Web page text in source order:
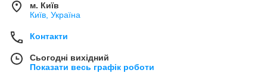
м. Київ
Київ, Україна
Контакти
Сьогодні вихідний
Показати весь графік роботи